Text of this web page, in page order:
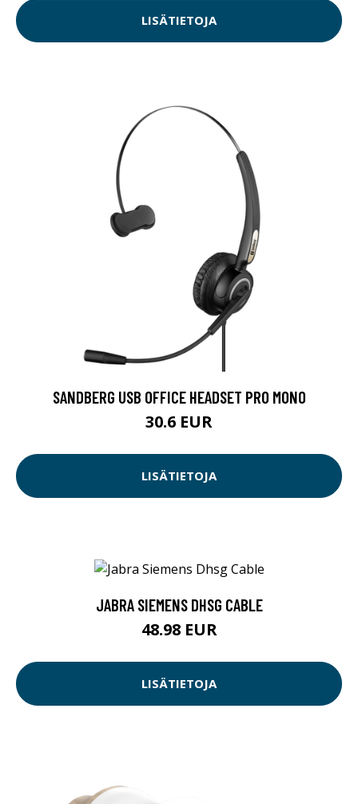
LISÄTIETOJA
SANDBERG USB OFFICE HEADSET PRO MONO
30.6 EUR
LISÄTIETOJA
JABRA SIEMENS DHSG CABLE
48.98 EUR
LISÄTIETOJA